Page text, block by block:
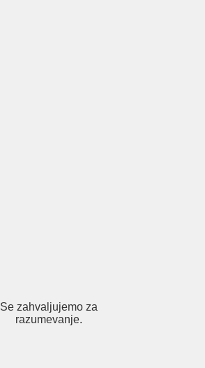
Se zahvaljujemo za
razumevanje.